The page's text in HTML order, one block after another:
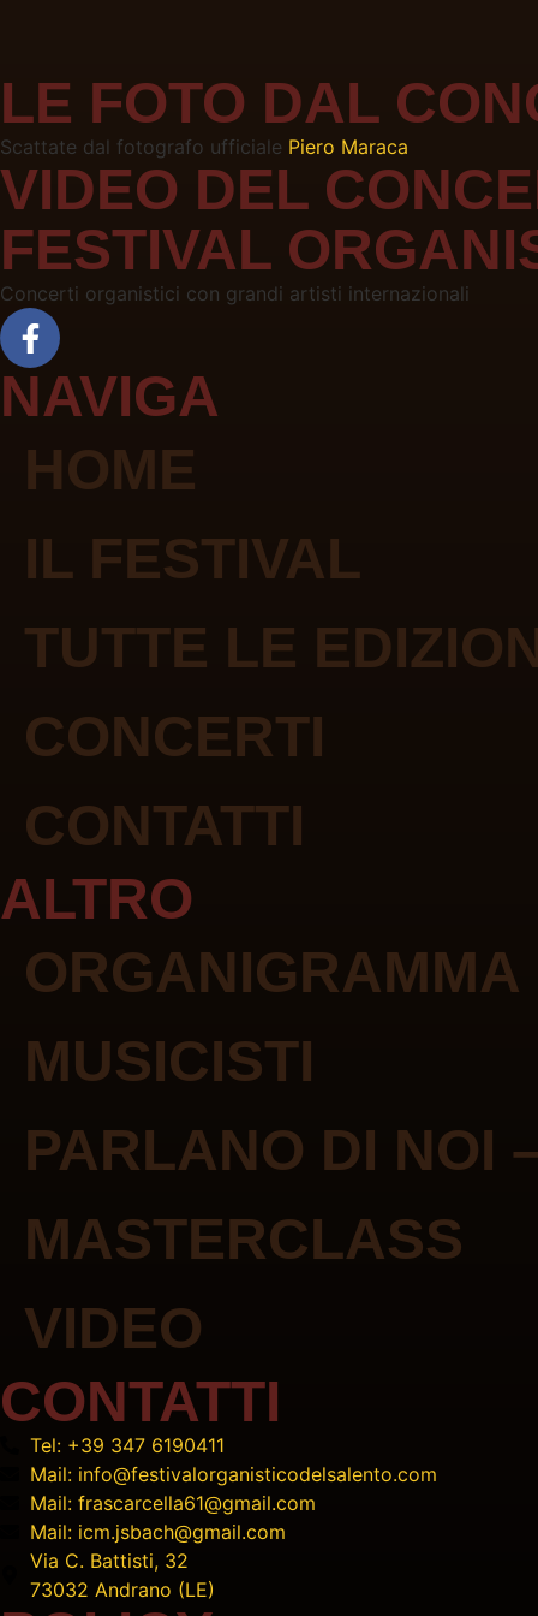
LE FOTO DAL
Scattate dal fotografo ufficiale Piero Maraca
VIDEO DEL
FESTIVAL
Concerti organistici con grandi artisti internazionali
NAVIGA
HOME
IL FESTIVAL
TUTTE LE
CONCERTI
CONTATTI
ALTRO
ORGANIGRAMMA
MUSICISTI
PARLANO DI NOI
MASTERCLASS
VIDEO
CONTATTI
Tel: +39 347 6190411
Mail: info@festivalorganisticodelsalento.com
Mail: frascarcella61@gmail.com
Mail: icm.jsbach@gmail.com
Via C. Battisti, 32
73032 Andrano (LE)